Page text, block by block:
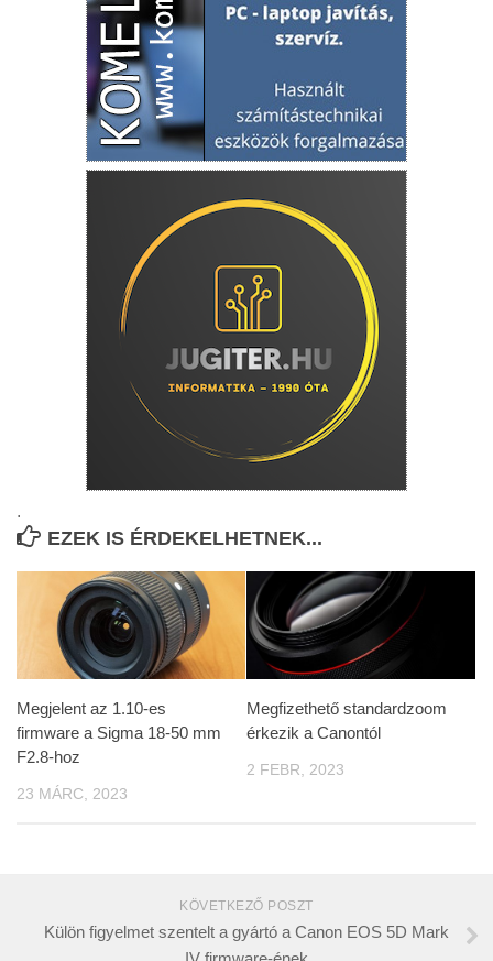
.
EZEK IS ÉRDEKELHETNEK...
Megjelent az 1.10-es
firmware a Sigma 18-50 mm
F2.8-hoz
23 MÁRC, 2023
Megfizethető standardzoom
érkezik a Canontól
2 FEBR, 2023
KÖVETKEZŐ POSZT
Külön figyelmet szentelt a gyártó a Canon EOS 5D Mark